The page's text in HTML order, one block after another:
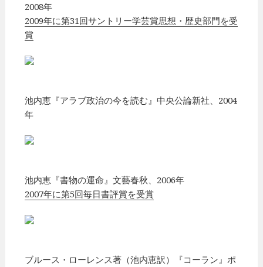
2008年
2009年に第31回サントリー学芸賞思想・歴史部門を受
賞
池内恵『アラブ政治の今を読む』中央公論新社、2004
年
池内恵『書物の運命』文藝春秋、2006年
2007年に第5回毎日書評賞を受賞
ブルース・ローレンス著（池内恵訳）『コーラン』ポ